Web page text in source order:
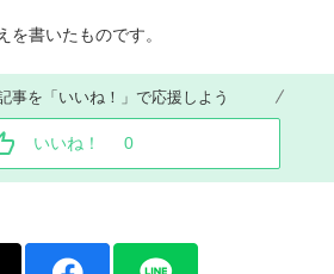
書いたものです。
事を「いいね！」で応援しよう
いいね！ 0